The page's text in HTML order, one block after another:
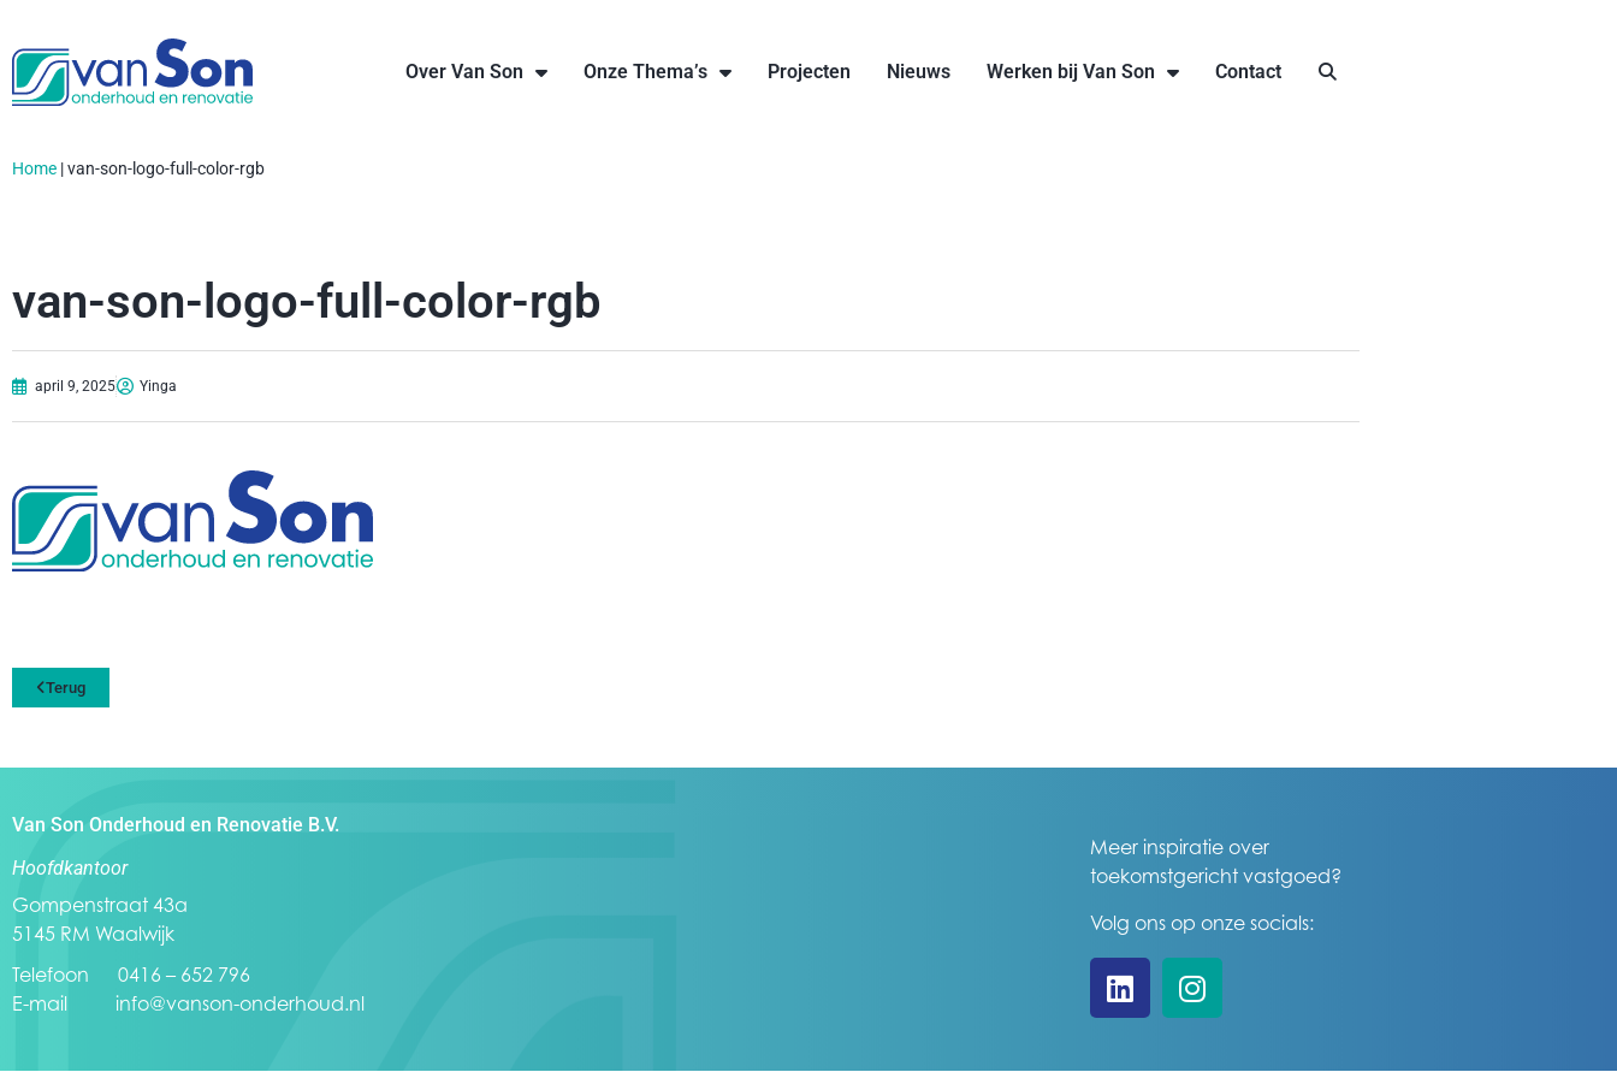
Over Van Son Onze Thema’s Projecten Nieuws Werken bij Van Son Contact
Home |van-son-logo-full-color-rgb
van-son-logo-full-color-rgb
april 9, 2025 Yinga
Terug
Van Son Onderhoud en Renovatie B.V.
Hoofdkantoor
Gompenstraat 43a
5145 RM Waalwijk
Telefoon 0416 – 652 796
E-mail info@vanson-onderhoud.nl
Meer inspiratie over
toekomstgericht vastgoed?
Volg ons op onze socials: